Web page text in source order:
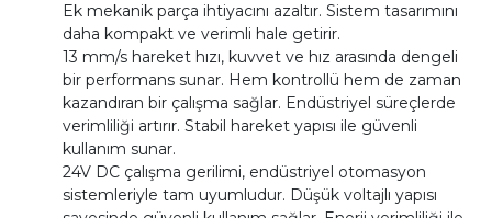
Ek mekanik parça ihtiyacını azaltır. Sistem tasarımını
daha kompakt ve verimli hale getirir.
13 mm/s hareket hızı, kuvvet ve hız arasında dengeli
bir performans sunar. Hem kontrollü hem de zaman
kazandıran bir çalışma sağlar. Endüstriyel süreçlerde
verimliliği artırır. Stabil hareket yapısı ile güvenli
kullanım sunar.
24V DC çalışma gerilimi, endüstriyel otomasyon
sistemleriyle tam uyumludur. Düşük voltajlı yapısı